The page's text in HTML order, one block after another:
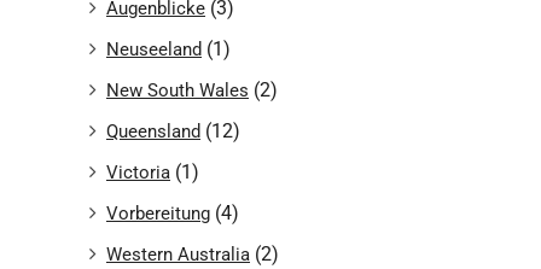
Augenblicke (3)
Neuseeland (1)
New South Wales (2)
Queensland (12)
Victoria (1)
Vorbereitung (4)
Western Australia (2)